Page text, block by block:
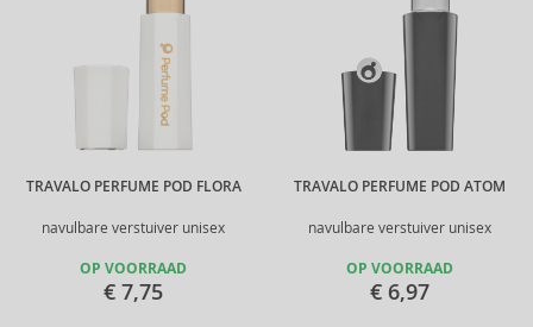
TRAVALO PERFUME POD FLORA
navulbare verstuiver unisex
OP VOORRAAD
€ 7,75
TRAVALO PERFUME POD ATOM
navulbare verstuiver unisex
OP VOORRAAD
€ 6,97